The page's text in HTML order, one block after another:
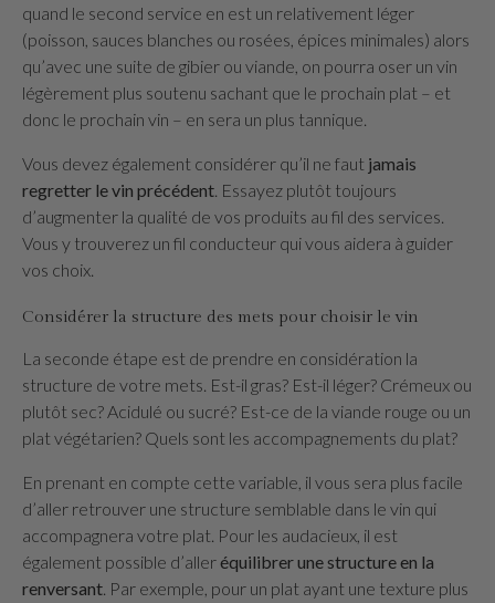
quand le second service en est un relativement léger
(poisson, sauces blanches ou rosées, épices minimales) alors
qu’avec une suite de gibier ou viande, on pourra oser un vin
légèrement plus soutenu sachant que le prochain plat – et
donc le prochain vin – en sera un plus tannique.
Vous devez également considérer qu’il ne faut jamais
regretter le vin précédent . Essayez plutôt toujours
d’augmenter la qualité de vos produits au fil des services.
Vous y trouverez un fil conducteur qui vous aidera à guider
vos choix.
Considérer la structure des mets pour choisir le vin
La seconde étape est de prendre en considération la
structure de votre mets. Est-il gras? Est-il léger? Crémeux ou
plutôt sec? Acidulé ou sucré? Est-ce de la viande rouge ou un
plat végétarien? Quels sont les accompagnements du plat?
En prenant en compte cette variable, il vous sera plus facile
d’aller retrouver une structure semblable dans le vin qui
accompagnera votre plat. Pour les audacieux, il est
également possible d’alleréquilibrer une structure en la
renversant. Par exemple, pour un plat ayant une texture plus